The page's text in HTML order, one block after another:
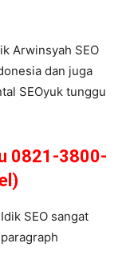
Arwinsyah SEO
dan juga
SEOyuk tunggu
0821-3800-
SEO sangat